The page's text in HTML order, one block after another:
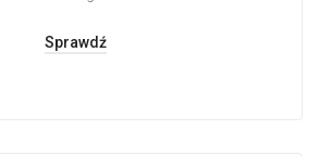
Sprawdź